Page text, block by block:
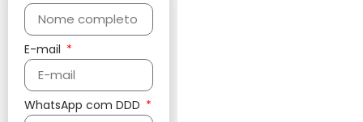
E-mail
WhatsApp com DDD